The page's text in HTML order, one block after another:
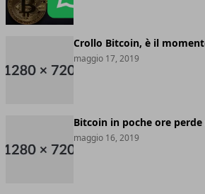
Crollo Bitcoin, è il
maggio 17, 2019
Bitcoin in poche ore
maggio 16, 2019